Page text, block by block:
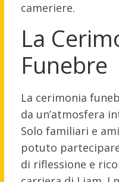
cameriere.
La
Funebre
La cerimonia
da un’atmosfera
Solo familiari e
potuto
di riflessione e